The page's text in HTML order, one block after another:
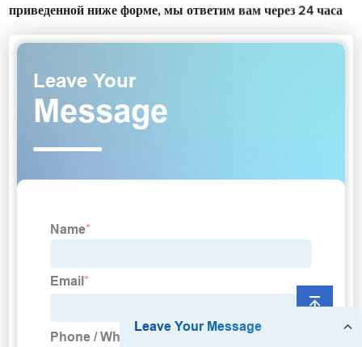
приведенной ниже форме, мы ответим вам через 24 часа